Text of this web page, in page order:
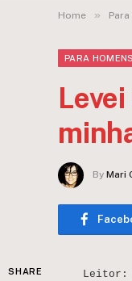
Home »
PARA HOMENS
By Mari
SHARE Leitor: